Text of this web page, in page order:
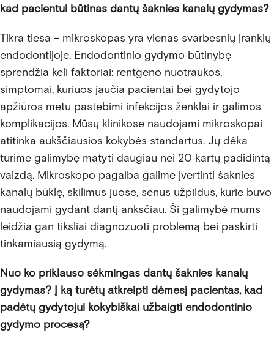
kad pacientui būtinas dantų šaknies kanalų gydymas?
Tikra tiesa – mikroskopas yra vienas svarbesnių įrankių
endodontijoje. Endodontinio gydymo būtinybę
sprendžia keli faktoriai: rentgeno nuotraukos,
simptomai, kuriuos jaučia pacientai bei gydytojo
apžiūros metu pastebimi infekcijos ženklai ir galimos
komplikacijos. Mūsų klinikose naudojami mikroskopai
atitinka aukščiausios kokybės standartus. Jų dėka
turime galimybę matyti daugiau nei 20 kartų padidintą
vaizdą. Mikroskopo pagalba galime įvertinti šaknies
kanalų būklę, skilimus juose, senus užpildus, kurie buvo
naudojami gydant dantį anksčiau. Ši galimybė mums
leidžia gan tiksliai diagnozuoti problemą bei paskirti
tinkamiausią gydymą.
Nuo ko priklauso sėkmingas dantų šaknies kanalų
gydymas? Į ką turėtų atkreipti dėmesį pacientas, kad
padėtų gydytojui kokybiškai užbaigti endodontinio
gydymo procesą?